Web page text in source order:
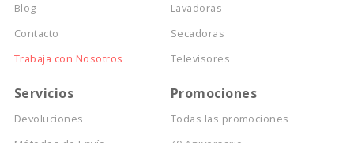
Blog
Contacto
Trabaja con Nosotros
Lavadoras
Secadoras
Televisores
Servicios
Devoluciones
Promociones
Todas las promociones